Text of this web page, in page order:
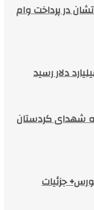
در پرداخت وام
شهدای کردستان
جزئیات